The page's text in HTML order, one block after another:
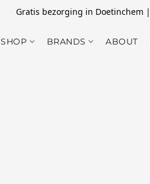
Gratis bezorging in Doetinchem
SHOP BRANDS ABOUT